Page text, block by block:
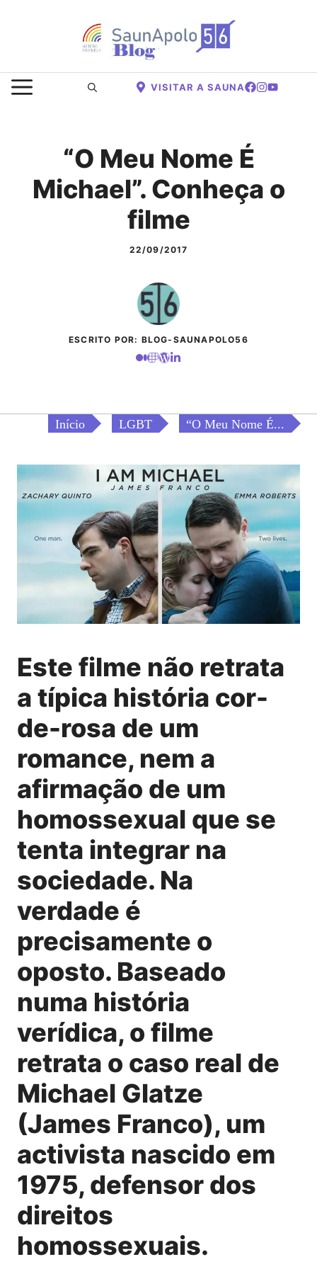
conteúdo
MENU VISITAR A SAUNA
“O Meu Nome É
Michael”. Conheça o
filme
22/09/2017
ESCRITO POR: BLOG-SAUNAPOLO56
Início LGBT “O Meu Nome É...
Este filme não retrata
a típica história cor-
de-rosa de um
romance, nem a
afirmação de um
homossexual que se
tenta integrar na
sociedade. Na
verdade é
precisamente o
oposto. Baseado
numa história
verídica, o filme
retrata o caso real de
Michael Glatze
(James Franco), um
activista nascido em
1975, defensor dos
direitos
homossexuais.